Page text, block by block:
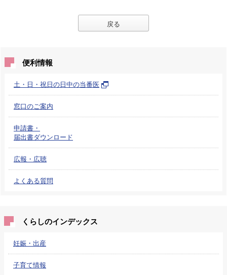
戻る
便利情報
土・日・祝日の日中の当番医
窓口のご案内
申請書・
届出書ダウンロード
広報・広聴
よくある質問
くらしのインデックス
妊娠・出産
子育て情報